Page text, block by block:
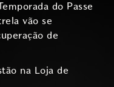
do Passe
vão se
de
na Loja de